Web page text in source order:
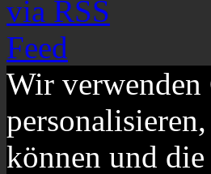
Wir verwenden
können und